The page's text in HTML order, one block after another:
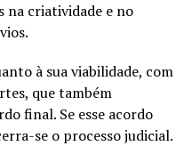
na criatividade e no
à sua viabilidade, com
que também
final. Se esse acordo
se o processo judicial.